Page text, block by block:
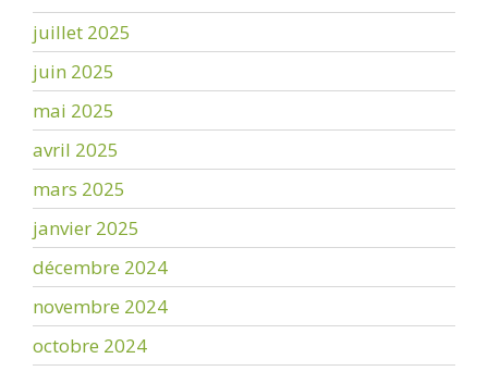
juillet 2025
juin 2025
mai 2025
avril 2025
mars 2025
janvier 2025
décembre 2024
novembre 2024
octobre 2024